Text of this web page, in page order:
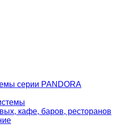
серии PANDORA
кафе, баров, ресторанов